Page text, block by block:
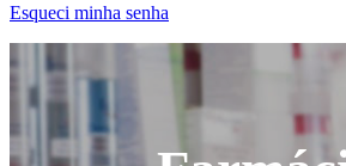
Esqueci minha senha